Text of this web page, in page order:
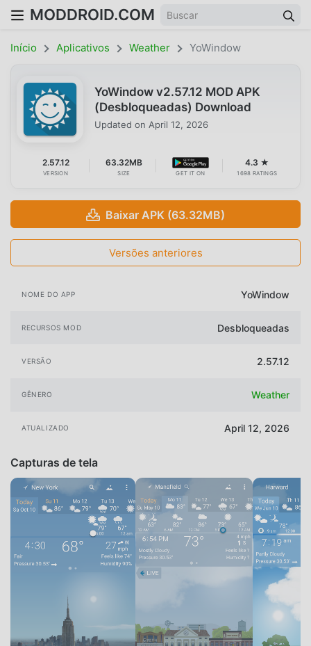
MODDROID.COM
Início Aplicativos Weather YoWindow
YoWindow v2.57.12 MOD APK
(Desbloqueadas) Download
Updated on April 12, 2026
2.57.12
VERSION
63.32MB
SIZE GET IT ON
4.3 ★
1698 RATINGS
Baixar APK (63.32MB)
Versões anteriores
NOME DO APP YoWindow
RECURSOS MOD Desbloqueadas
VERSÃO 2.57.12
GÊNERO Weather
ATUALIZADO April 12, 2026
Capturas de tela